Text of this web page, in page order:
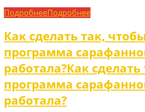
ПодробнееПодробнее
Как сделать так,
программа
работала?Как
программа
работала?